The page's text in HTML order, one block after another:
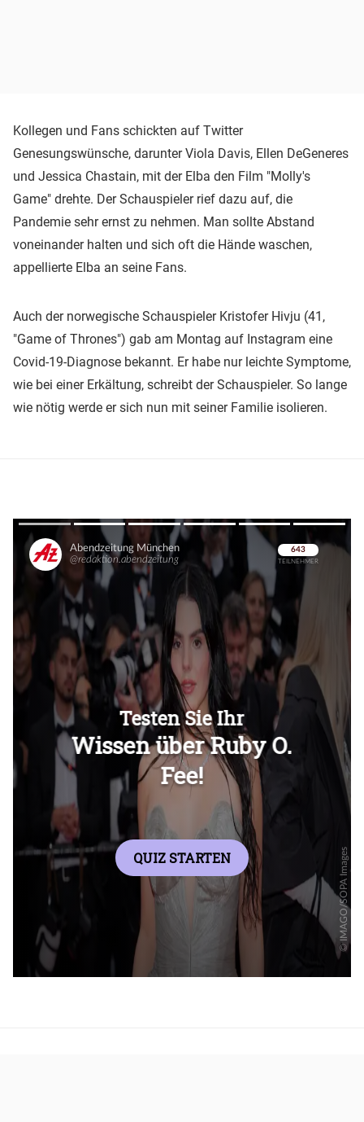
Kollegen und Fans schickten auf Twitter
Genesungswünsche, darunter Viola Davis, Ellen DeGeneres
und Jessica Chastain, mit der Elba den Film "Molly's
Game" drehte. Der Schauspieler rief dazu auf, die
Pandemie sehr ernst zu nehmen. Man sollte Abstand
voneinander halten und sich oft die Hände waschen,
appellierte Elba an seine Fans.
Auch der norwegische Schauspieler Kristofer Hivju (41,
"Game of Thrones") gab am Montag auf Instagram eine
Covid-19-Diagnose bekannt. Er habe nur leichte Symptome,
wie bei einer Erkältung, schreibt der Schauspieler. So lange
wie nötig werde er sich nun mit seiner Familie isolieren.
Überspringen
Überspringen